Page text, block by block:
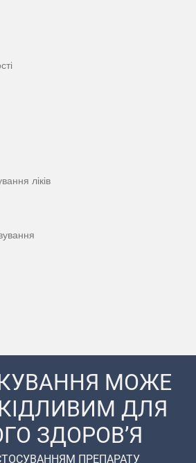
ліків
МОЖЕ
ДЛЯ
ЗДОРОВ’Я
ПРЕПАРАТУ